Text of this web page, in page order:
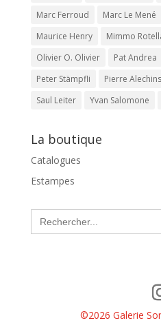
Marc Ferroud
Marc Le Mené
Maurice Henry
Mimmo
Olivier O. Olivier
Pat Andrea
Peter Stämpfli
Pierre
Saul Leiter
Yvan Salomone
La boutique
Catalogues
Estampes
Search
for:
©2026 Galerie